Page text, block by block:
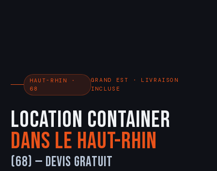
HAUT-RHIN ·
68
GRAND EST · LIVRAISON
INCLUSE
Location Container
dans le Haut-Rhin
(68) — Devis Gratuit